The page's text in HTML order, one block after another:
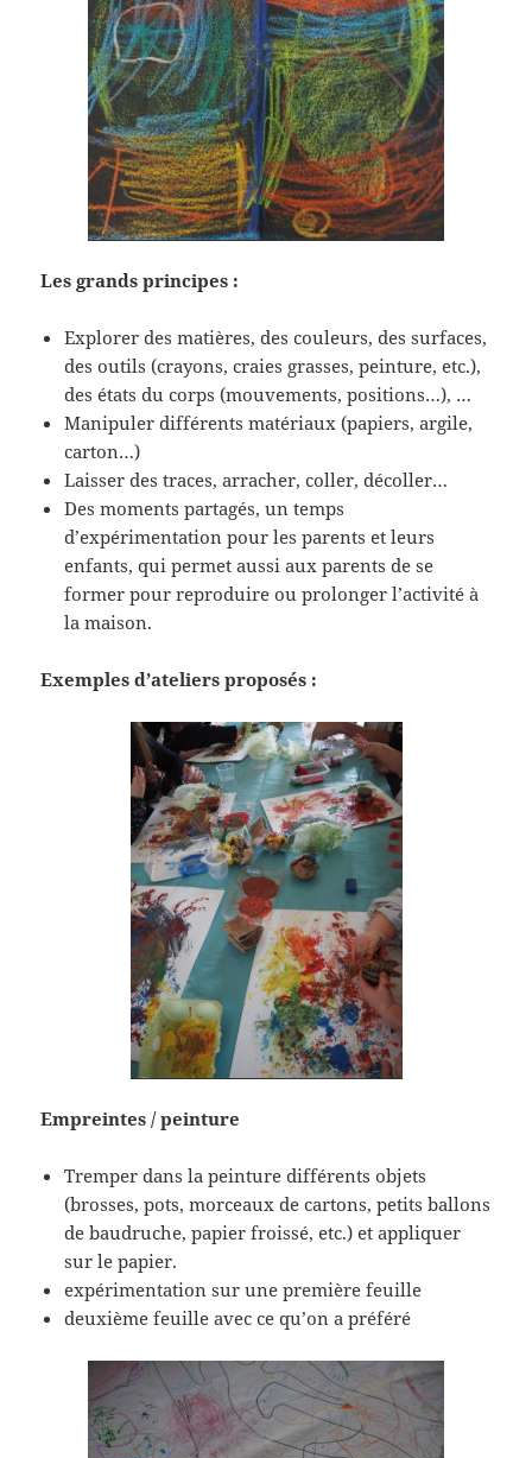
Les grands principes :
Explorer des matières, des couleurs, des surfaces,
des outils (crayons, craies grasses, peinture, etc.),
des états du corps (mouvements, positions…), …
Manipuler différents matériaux (papiers, argile,
carton…)
Laisser des traces, arracher, coller, décoller…
Des moments partagés, un temps
d’expérimentation pour les parents et leurs
enfants, qui permet aussi aux parents de se
former pour reproduire ou prolonger l’activité à
la maison.
Exemples d’ateliers proposés :
Empreintes / peinture
Tremper dans la peinture différents objets
(brosses, pots, morceaux de cartons, petits ballons
de baudruche, papier froissé, etc.) et appliquer
sur le papier.
expérimentation sur une première feuille
deuxième feuille avec ce qu’on a préféré